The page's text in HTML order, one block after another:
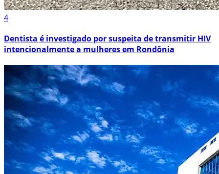
4
Dentista é investigado por suspeita de transmitir HIV
intencionalmente a mulheres em Rondônia